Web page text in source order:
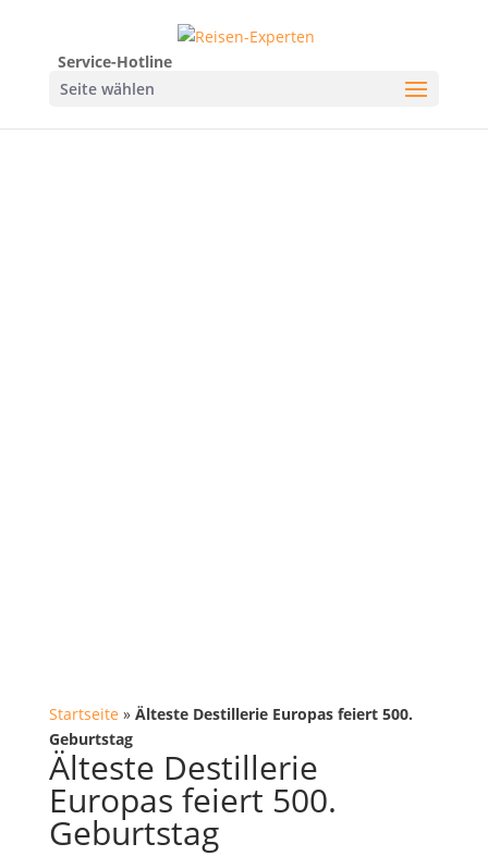
Service-Hotline
Seite wählen
Startseite » Älteste Destillerie Europas feiert 500.
Geburtstag
Älteste Destillerie
Europas feiert 500.
Geburtstag